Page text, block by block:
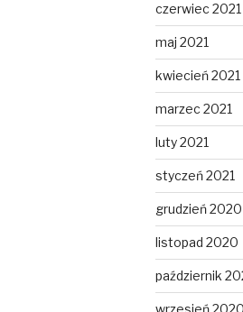
czerwiec 2021
maj 2021
kwiecień 2021
marzec 2021
luty 2021
styczeń 2021
grudzień 2020
listopad 2020
październik